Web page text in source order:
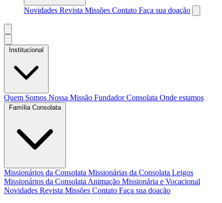
Novidades Revista Missões Contato Faça sua doação
Institucional
Quem Somos Nossa Missão FundadorConsolata Onde estamos
Família Consolata
Missionários da Consolata Missionárias da Consolata Leigos
Missionários da Consolata Animação Missionária e Vocacional
Novidades Revista Missões Contato Faça sua doação